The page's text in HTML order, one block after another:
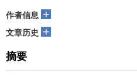
作者信息 +
文章历史 +
摘要